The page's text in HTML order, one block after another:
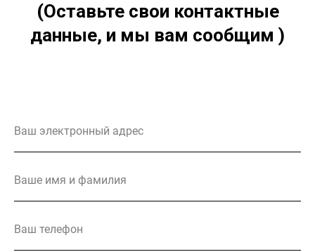
(Оставьте свои контактные
данные, и мы вам сообщим )